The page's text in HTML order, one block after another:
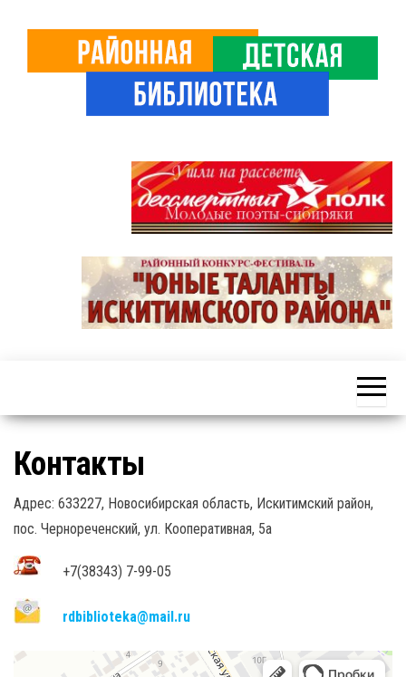
детская
библиотека
Искитимского
района
Контакты
Адрес: 633227, Новосибирская область, Искитимский район,
пос. Чернореченский, ул. Кооперативная, 5а
+7(38343) 7-99-05
rdbiblioteka@mail.ru